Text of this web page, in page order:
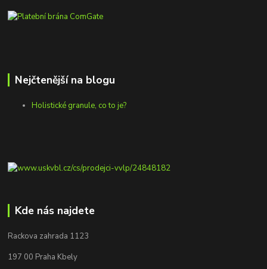
Nejčtenější na blogu
Holistické granule, co to je?
Kde nás najdete
Rackova zahrada 1123
197 00 Praha Kbely